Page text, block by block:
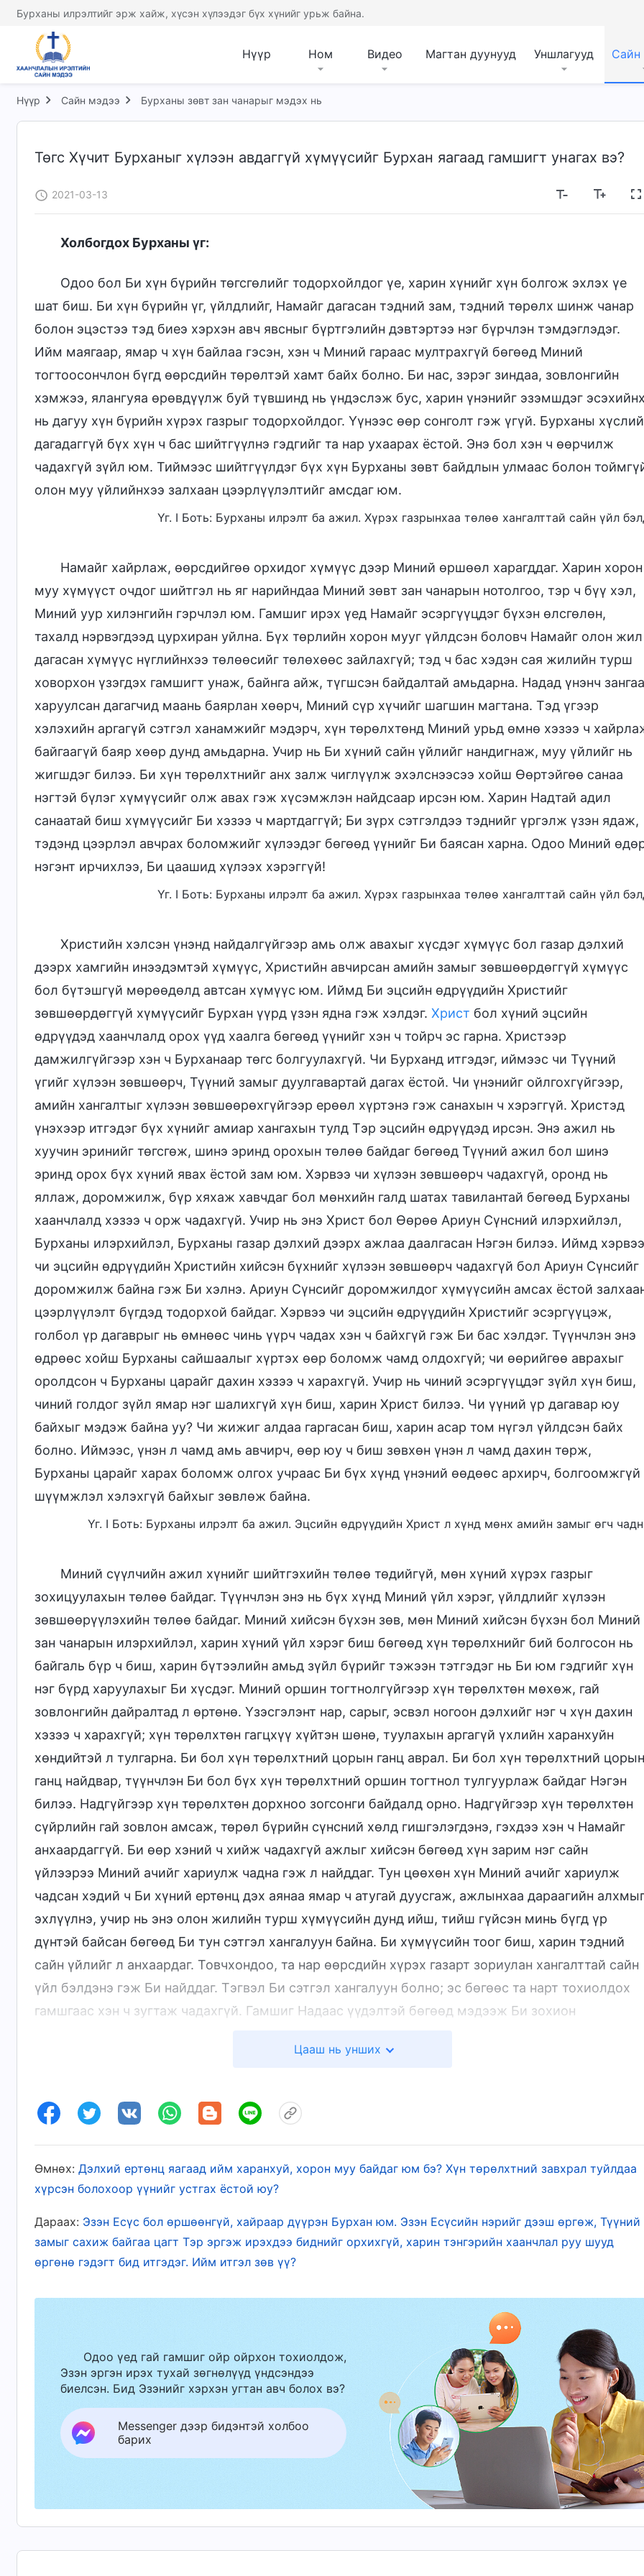
Бурханы илрэлтийг эрж хайж, хүсэн хүлээдэг бүх хүнийг урьж байна.
Нүүр Ном Видео Магтан дуунууд Уншлагууд Сайн
Нүүр Сайн мэдээ Бурханы зөвт зан чанарыг мэдэх нь
Төгс Хүчит Бурханыг хүлээн авдаггүй хүмүүсийг Бурхан яагаад гамшигт унагах вэ?
2021-03-13
Холбогдох Бурханы үг:
Одоо бол Би хүн бүрийн төгсгөлийг тодорхойлдог үе, харин хүнийг хүн болгож эхлэх үе
шат биш. Би хүн бүрийн үг, үйлдлийг, Намайг дагасан тэдний зам, тэдний төрөлх шинж чанар
болон эцэстээ тэд биеэ хэрхэн авч явсныг бүртгэлийн дэвтэртээ нэг бүрчлэн тэмдэглэдэг.
Ийм маягаар, ямар ч хүн байлаа гэсэн, хэн ч Миний гараас мултрахгүй бөгөөд Миний
тогтоосончлон бүгд өөрсдийн төрөлтэй хамт байх болно. Би нас, зэрэг зиндаа, зовлонгийн
хэмжээ, ялангуяа өрөвдүүлж буй түвшинд нь үндэслэж бус, харин үнэнийг эзэмшдэг
нь дагуу хүн бүрийн хүрэх газрыг тодорхойлдог. Үүнээс өөр сонголт гэж үгүй. Бурханы
дагадаггүй бүх хүн ч бас шийтгүүлнэ гэдгийг та нар ухаарах ёстой. Энэ бол хэн ч өөрчилж
чадахгүй зүйл юм. Тиймээс шийтгүүлдэг бүх хүн Бурханы зөвт байдлын улмаас болон
олон муу үйлийнхээ залхаан цээрлүүлэлтийг амсдаг юм.
Үг. I Боть: Бурханы илрэлт ба ажил. Хүрэх газрынхаа төлөө хангалттай сайн үйл
Намайг хайрлаж, өөрсдийгөө орхидог хүмүүс дээр Миний өршөөл харагддаг. Харин хорон
муу хүмүүст очдог шийтгэл нь яг нарийндаа Миний зөвт зан чанарын нотолгоо, тэр ч бүү хэл,
Миний уур хилэнгийн гэрчлэл юм. Гамшиг ирэх үед Намайг эсэргүүцдэг бүхэн өлсгөлөн,
тахалд нэрвэгдээд цурхиран уйлна. Бүх төрлийн хорон мууг үйлдсэн боловч Намайг олон жил
дагасан хүмүүс нүглийнхээ төлөөсийг төлөхөөс зайлахгүй; тэд ч бас хэдэн сая жилийн турш
ховорхон үзэгдэх гамшигт унаж, байнга айж, түгшсэн байдалтай амьдарна. Надад үнэнч зангаа
харуулсан дагагчид маань баярлан хөөрч, Миний сүр хүчийг шагшин магтана. Тэд үгээр
хэлэхийн аргагүй сэтгэл ханамжийг мэдэрч, хүн төрөлхтөнд Миний урьд өмнө хэзээ ч
байгаагүй баяр хөөр дунд амьдарна. Учир нь Би хүний сайн үйлийг нандигнаж, муу үйлийг нь
жигшдэг билээ. Би хүн төрөлхтнийг анх залж чиглүүлж эхэлснээсээ хойш Өөртэйгөө санаа
нэгтэй бүлэг хүмүүсийг олж авах гэж хүсэмжлэн найдсаар ирсэн юм. Харин Надтай адил
санаатай биш хүмүүсийг Би хэзээ ч мартдаггүй; Би зүрх сэтгэлдээ тэднийг үргэлж үзэн ядаж,
тэдэнд цээрлэл авчрах боломжийг хүлээдэг бөгөөд үүнийг Би баясан харна. Одоо Миний
нэгэнт ирчихлээ, Би цаашид хүлээх хэрэггүй!
Үг. I Боть: Бурханы илрэлт ба ажил. Хүрэх газрынхаа төлөө хангалттай сайн үйл
Христийн хэлсэн үнэнд найдалгүйгээр амь олж авахыг хүсдэг хүмүүс бол газар дэлхий
дээрх хамгийн инээдэмтэй хүмүүс, Христийн авчирсан амийн замыг зөвшөөрдөггүй хүмүүс
бол бүтэшгүй мөрөөдөлд автсан хүмүүс юм. Иймд Би эцсийн өдрүүдийн Христийг
зөвшөөрдөггүй хүмүүсийг Бурхан үүрд үзэн ядна гэж хэлдэг. Христ бол хүний эцсийн
өдрүүдэд хаанчлалд орох үүд хаалга бөгөөд үүнийг хэн ч тойрч эс гарна. Христээр
дамжилгүйгээр хэн ч Бурханаар төгс болгуулахгүй. Чи Бурханд итгэдэг, иймээс чи Түүний
үгийг хүлээн зөвшөөрч, Түүний замыг дуулгавартай дагах ёстой. Чи үнэнийг ойлгохгүйгээр,
амийн хангалтыг хүлээн зөвшөөрөхгүйгээр ерөөл хүртэнэ гэж санахын ч хэрэггүй. Христэд
үнэхээр итгэдэг бүх хүнийг амиар хангахын тулд Тэр эцсийн өдрүүдэд ирсэн. Энэ ажил нь
хуучин эринийг төгсгөж, шинэ эринд орохын төлөө байдаг бөгөөд Түүний ажил бол шинэ
эринд орох бүх хүний явах ёстой зам юм. Хэрвээ чи хүлээн зөвшөөрч чадахгүй, оронд нь
яллаж, доромжилж, бүр хяхаж хавчдаг бол мөнхийн галд шатах тавилантай бөгөөд Бурханы
хаанчлалд хэзээ ч орж чадахгүй. Учир нь энэ Христ бол Өөрөө Ариун Сүнсний илэрхийлэл,
Бурханы илэрхийлэл, Бурханы газар дэлхий дээрх ажлаа даалгасан Нэгэн билээ. Иймд хэрвээ
чи эцсийн өдрүүдийн Христийн хийсэн бүхнийг хүлээн зөвшөөрч чадахгүй бол Ариун Сүнсийг
доромжилж байна гэж Би хэлнэ. Ариун Сүнсийг доромжилдог хүмүүсийн амсах ёстой
цээрлүүлэлт бүгдэд тодорхой байдаг. Хэрвээ чи эцсийн өдрүүдийн Христийг эсэргүүцэж,
голбол үр дагаврыг нь өмнөөс чинь үүрч чадах хэн ч байхгүй гэж Би бас хэлдэг. Түүнчлэн энэ
өдрөөс хойш Бурханы сайшаалыг хүртэх өөр боломж чамд олдохгүй; чи өөрийгөө аврахыг
оролдсон ч Бурханы царайг дахин хэзээ ч харахгүй. Учир нь чиний эсэргүүцдэг зүйл хүн биш,
чиний голдог зүйл ямар нэг шалихгүй хүн биш, харин Христ билээ. Чи үүний үр дагавар юу
байхыг мэдэж байна уу? Чи жижиг алдаа гаргасан биш, харин асар том нүгэл үйлдсэн байх
болно. Иймээс, үнэн л чамд амь авчирч, өөр юу ч биш зөвхөн үнэн л чамд дахин төрж,
Бурханы царайг харах боломж олгох учраас Би бүх хүнд үнэний өөдөөс архирч, болгоомжгүй
шүүмжлэл хэлэхгүй байхыг зөвлөж байна.
Үг. I Боть: Бурханы илрэлт ба ажил. Эцсийн өдрүүдийн Христ л хүнд мөнх амийн замыг өгч
Миний сүүлчийн ажил хүнийг шийтгэхийн төлөө төдийгүй, мөн хүний хүрэх газрыг
зохицуулахын төлөө байдаг. Түүнчлэн энэ нь бүх хүнд Миний үйл хэрэг, үйлдлийг хүлээн
зөвшөөрүүлэхийн төлөө байдаг. Миний хийсэн бүхэн зөв, мөн Миний хийсэн бүхэн бол Миний
зан чанарын илэрхийлэл, харин хүний үйл хэрэг биш бөгөөд хүн төрөлхнийг бий болгосон нь
байгаль бүр ч биш, харин бүтээлийн амьд зүйл бүрийг тэжээн тэтгэдэг нь Би юм гэдгийг хүн
нэг бүрд харуулахыг Би хүсдэг. Миний оршин тогтнолгүйгээр хүн төрөлхтөн мөхөж, гай
зовлонгийн дайралтад л өртөнө. Үзэсгэлэнт нар, сарыг, эсвэл ногоон дэлхийг нэг ч хүн дахин
хэзээ ч харахгүй; хүн төрөлхтөн гагцхүү хүйтэн шөнө, туулахын аргагүй үхлийн харанхуйн
хөндийтэй л тулгарна. Би бол хүн төрөлхтний цорын ганц аврал. Би бол хүн төрөлхтний цорын
ганц найдвар, түүнчлэн Би бол бүх хүн төрөлхтний оршин тогтнол тулгуурлаж байдаг Нэгэн
билээ. Надгүйгээр хүн төрөлхтөн дорхноо зогсонги байдалд орно. Надгүйгээр хүн төрөлхтөн
сүйрлийн гай зовлон амсаж, төрөл бүрийн сүнсний хөлд гишгэлэгдэнэ, гэхдээ хэн ч Намайг
анхаардаггүй. Би өөр хэний ч хийж чадахгүй ажлыг хийсэн бөгөөд хүн зарим нэг сайн
үйлээрээ Миний ачийг хариулж чадна гэж л найддаг. Тун цөөхөн хүн Миний ачийг хариулж
чадсан хэдий ч Би хүний ертөнц дэх аянаа ямар ч атугай дуусгаж, ажлынхаа дараагийн
эхлүүлнэ, учир нь энэ олон жилийн турш хүмүүсийн дунд ийш, тийш гүйсэн минь бүгд үр
дүнтэй байсан бөгөөд Би тун сэтгэл хангалуун байна. Би хүмүүсийн тоог биш, харин тэдний
сайн үйлийг л анхаардаг. Товчхондоо, та нар өөрсдийн хүрэх газарт зориулан хангалттай сайн
үйл бэлдэнэ гэж Би найддаг. Тэгвэл Би сэтгэл хангалуун болно; эс бөгөөс та нарт тохиолдох
гамшгаас хэн ч зугтаж чадахгүй. Гамшиг Надаас үүдэлтэй бөгөөд мэдээж Би зохион
эхлэх ба хийх ёстой зүйлээ хийж, Өөрийн үйл хэргийг болон Өөрийн зан чанарын нөгөө талыг
эсвэл Тэр эрх мэдэл, уур хилэнгээр дүүрэн гэдгийг харуулахын тулд биш бөгөөд хүн
төрөлхтнийг устгаж чадна гэдгийг харуулахын тулд ч биш юм. Энэ нь, Түүний зан чанар болон
Түүний ариун мөн чанар нь иймэрхүү хүн төрөлхтнийг Түүний өмнө, Түүний эрх мэдэл дор
цаашид амьдрахыг зөвшөөрч, тэвчээд байж чадахгүй гэсэн үг юм. Өөрөөр хэлбэл, хүн
төрөлхтөн бүгдээрээ Түүний эсрэг байж, бүхий л дэлхий дээр Түүний аварч чадах нэг ч хүн
байхгүй болоход Тэр ийм хүн төрөлхтнийг цаашид тэвчихээ болих ба ийм хүн төрөлхтнийг
устгах Өөрийн төлөвлөгөөг эргэлзэж тээнэгэлзэлгүй хэрэгжүүлнэ. Бурханы энэ үйл нь Түүний
зан чанараар тодорхойлогддог. Энэ бол зайлшгүй үр дагавар бөгөөд Бурханы эрх мэдэл дор
байгаа бүтээгдсэн зүйл бүрийн үүрэх ёстой үр дагавар юм.
Үг. II Боть: Бурханыг мэдэх тухай. Бурханы ажил, Бурханы зан чанар ба Бурхан
Ертөнцийн өргөн уудам чөлөөнд тоо томшгүй олон өөрчлөлт тохиолдож, ахин дахин,
далай тэнгис лаг шаварт идэгдэн хээр тал болж, хээр тал үерлэн далай тэнгис болж
Цааш нь унших
Өмнөх: Дэлхий ертөнц яагаад ийм харанхуй, хорон муу байдаг юм бэ? Хүн төрөлхтний завхрал туйлдаа
хүрсэн болохоор үүнийг устгах ёстой юу?
Дараах: Эзэн Есүс бол өршөөнгүй, хайраар дүүрэн Бурхан юм. Эзэн Есүсийн нэрийг дээш өргөж, Түүний
замыг сахиж байгаа цагт Тэр эргэж ирэхдээ биднийг орхихгүй, харин тэнгэрийн хаанчлал руу шууд
өргөнө гэдэгт бид итгэдэг. Ийм итгэл зөв үү?
Одоо үед гай гамшиг ойр ойрхон тохиолдож,
Эзэн эргэн ирэх тухай зөгнөлүүд үндсэндээ
биелсэн. Бид Эзэнийг хэрхэн угтан авч болох вэ?
Messenger дээр бидэнтэй холбоо
барих